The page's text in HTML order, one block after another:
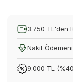
3.750 TL'den
Nakit
9.000 TL